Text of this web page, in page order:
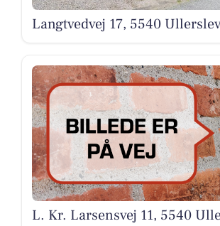
Langtvedvej 17, 5540
L. Kr. Larsensvej 11, 5540